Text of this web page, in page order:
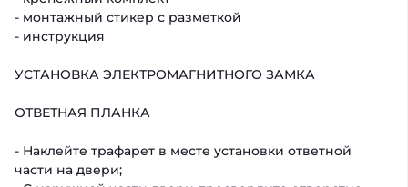
- монтажный стикер с разметкой
- инструкция
УСТАНОВКА ЭЛЕКТРОМАГНИТНОГО ЗАМКА
ОТВЕТНАЯ ПЛАНКА
- Наклейте трафарет в месте установки ответной
части на двери;